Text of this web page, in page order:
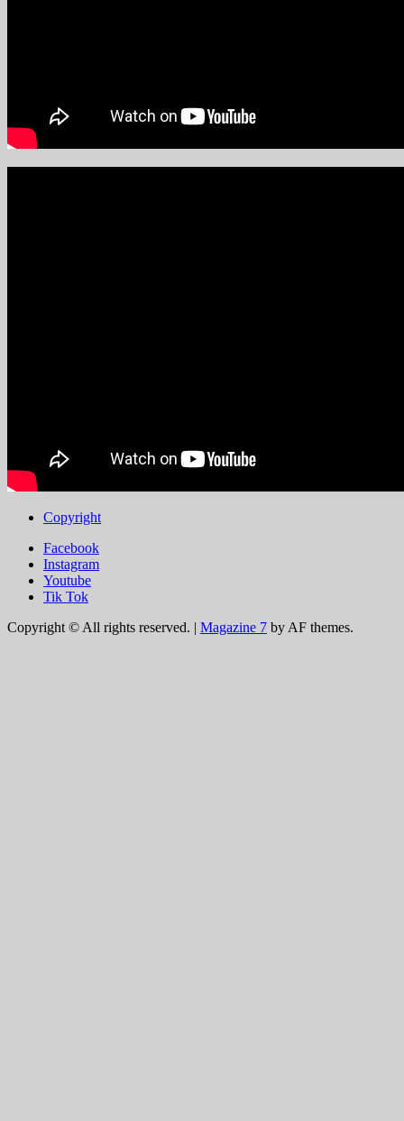
Copyright
Facebook
Instagram
Youtube
Tik Tok
Copyright © All rights reserved. | Magazine 7 by AF themes.